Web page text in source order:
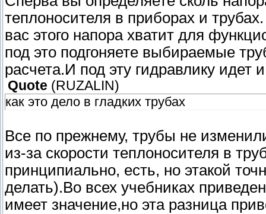
теплоносителя в приборах и
вас этого напора хватит для
под это подгоняете выбираемые
расчета.И под эту гидравлику идет
Quote ( RUZALIN )
как это дело в гладких трубах
Все по прежнему, трубы не
из-за скорости теплоносителя в
принципиально, есть, но этакой
делать).Во всех учебниках
имеет значение,но эта разница